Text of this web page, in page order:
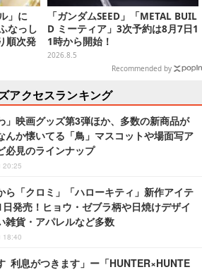
」に
なっし
順次発
「ガンダムSEED」「METAL BUIL
D ミーティア」3次予約は8月7日1
1時から開始！
2026.8.5
Recommended by
アクセスランキング
」映画グッズ第3弾ほか、多数の新商品が
んか懐いてる「鳥」マスコットや場面写ア
必見のラインナップ
20:25
ら「クロミ」「ハローキティ」新作アイテ
日発売！ヒョウ・ゼブラ柄や日焼けデザイ
雑貨・アパレルなど多数
18:40
利息がつきます」ー「HUNTER×HUNTE